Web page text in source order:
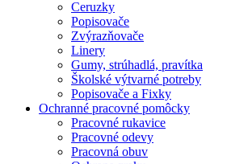
Ceruzky
Popisovače
Zvýrazňovače
Linery
Gumy, strúhadlá, pravítka
Školské výtvarné potreby
Popisovače a Fixky
Ochranné pracovné pomôcky
Pracovné rukavice
Pracovné odevy
Pracovná obuv